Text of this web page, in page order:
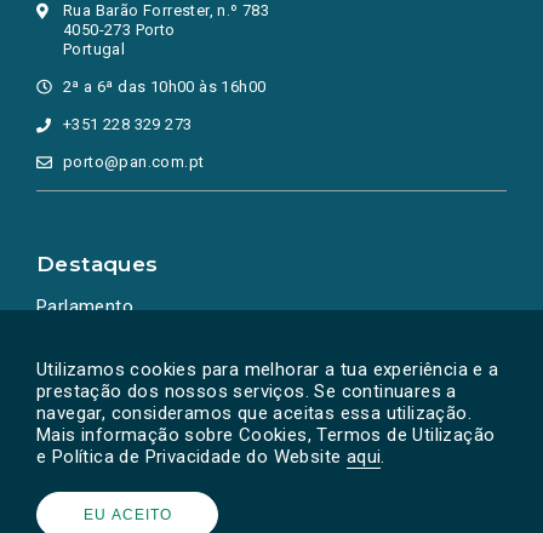
Utilizamos cookies para melhorar a tua experiência e a
prestação dos nossos serviços. Se continuares a
navegar, consideramos que aceitas essa utilização.
Mais informação sobre Cookies, Termos de Utilização
e Política de Privacidade do Website aqui.
EU ACEITO
Rua Barão Forrester, n.º 783
4050-273 Porto
Portugal
2ª a 6ª das 10h00 às 16h00
+351 228 329 273
porto@pan.com.pt
Destaques
Parlamento
Powered by © PAN 2026